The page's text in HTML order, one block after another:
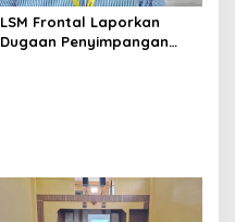
LSM Frontal Laporkan
Dugaan Penyimpangan